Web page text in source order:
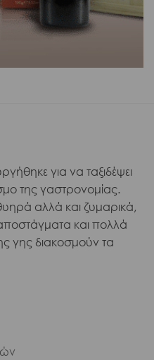
για να ταξιδέψει
της γαστρονομίας.
αλλά και ζυμαρικά,
και πολλά
γης διακοσμούν τα